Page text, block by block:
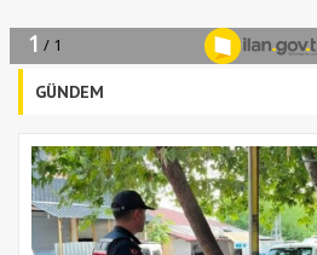
GÜNDEM